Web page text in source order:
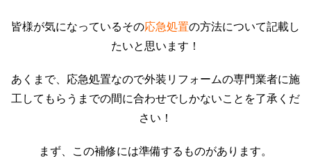
皆様が気になっているその応急処置の方法について記載し
たいと思います！
あくまで、応急処置なので外装リフォームの専門業者に施
工してもらうまでの間に合わせでしかないことを了承くだ
さい！
まず、この補修には準備するものがあります。